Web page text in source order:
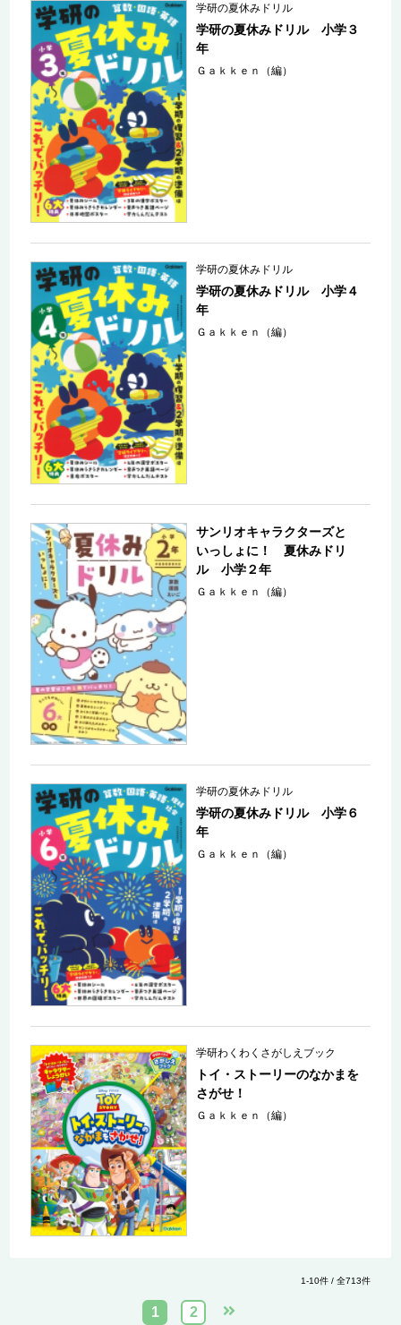
学研の夏休みドリル
学研の夏休みドリル 小学３
年
Ｇａｋｋｅｎ（編）
学研の夏休みドリル
学研の夏休みドリル 小学４
年
Ｇａｋｋｅｎ（編）
サンリオキャラクターズと
いっしょに！ 夏休みドリ
ル 小学２年
Ｇａｋｋｅｎ（編）
学研の夏休みドリル
学研の夏休みドリル 小学６
年
Ｇａｋｋｅｎ（編）
学研わくわくさがしえブック
トイ・ストーリーのなかまを
さがせ！
Ｇａｋｋｅｎ（編）
1-10件 / 全713件
1 2